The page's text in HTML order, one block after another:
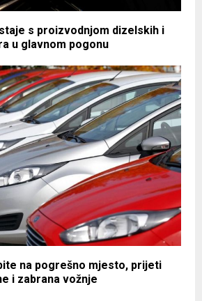
s proizvodnjom dizelskih i
u glavnom pogonu
na pogrešno mjesto, prijeti
i zabrana vožnje